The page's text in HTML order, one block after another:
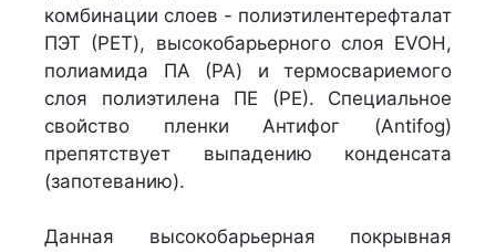
комбинации слоев - полиэтилентерефталат
ПЭТ (PET), высокобарьерного слоя EVOH,
полиамида ПА (PA) и термосвариемого
слоя полиэтилена ПЕ (РЕ). Специальное
свойство пленки Антифог (Antifog)
препятствует выпадению конденсата
(запотеванию).
Данная высокобарьерная покрывная